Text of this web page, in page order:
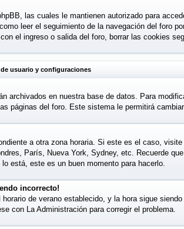
las cuales le mantienen autorizado para
leer el seguimiento de la navegación del foro
el ingreso o salida del foro, borrar las cookies
de usuario y configuraciones
archivados en nuestra base de datos. Para
páginas del foro. Este sistema le permitirá
a otra zona horaria. Si este es el caso,
París, Nueva York, Sydney, etc. Recuerde
está, este es un buen momento para hacerlo.
incorrecto!
de verano establecido, y la hora sigue
con La Administración para corregir el problema.